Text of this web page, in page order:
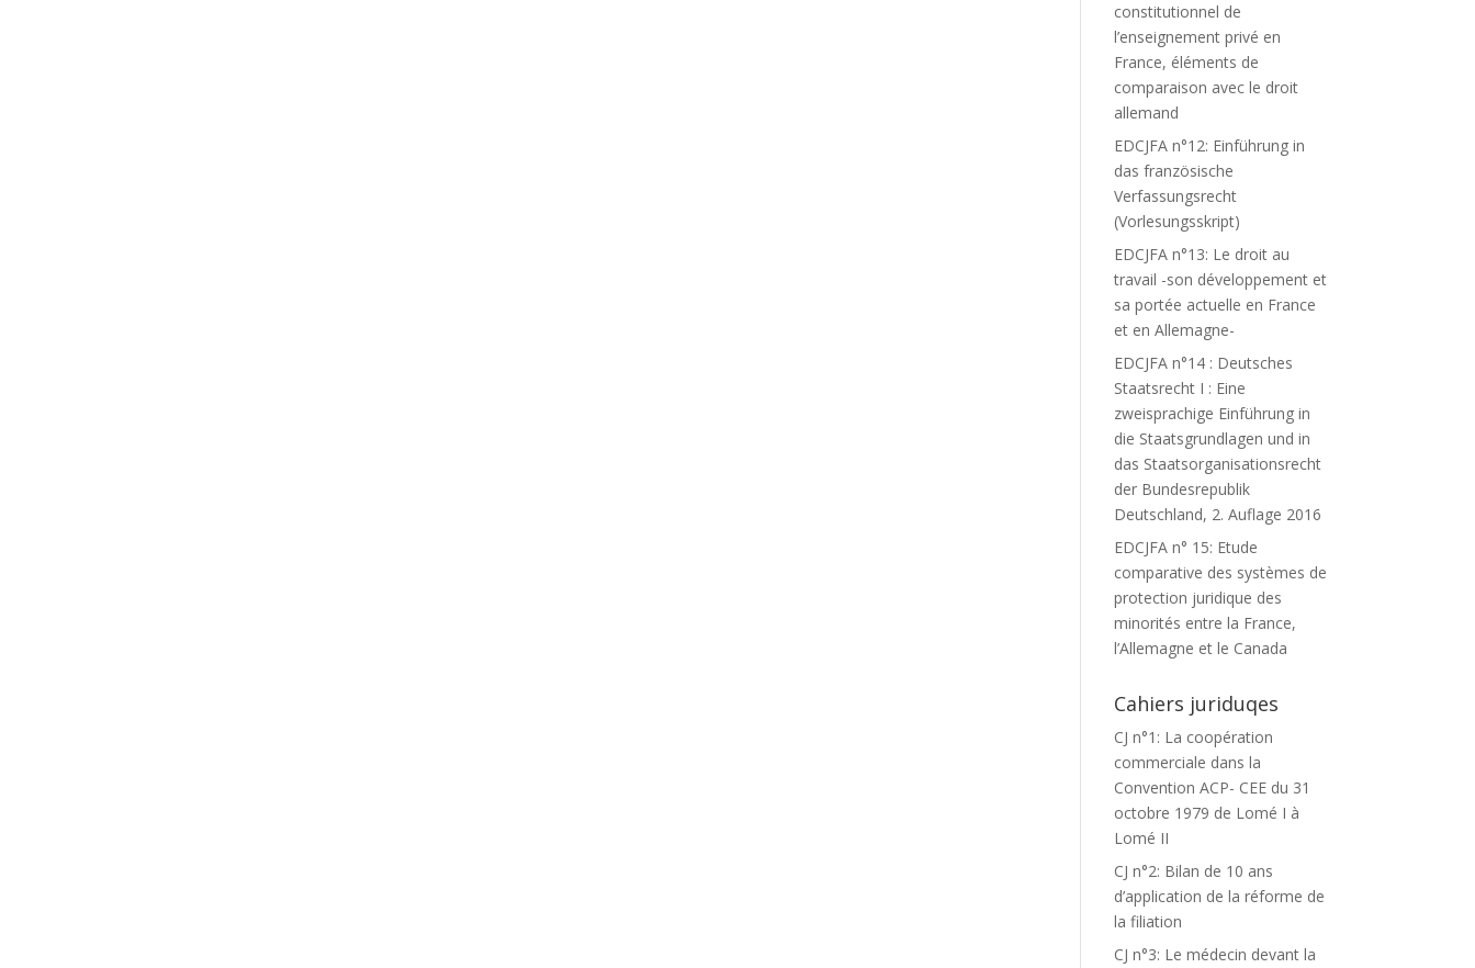
constitutionnel de
l’enseignement privé en
France, éléments de
comparaison avec le droit
allemand
EDCJFA n°12: Einführung in
das französische
Verfassungsrecht
(Vorlesungsskript)
EDCJFA n°13: Le droit au
travail -son développement et
sa portée actuelle en France
et en Allemagne-
EDCJFA n°14 : Deutsches
Staatsrecht I : Eine
zweisprachige Einführung in
die Staatsgrundlagen und in
das Staatsorganisationsrecht
der Bundesrepublik
Deutschland, 2. Auflage 2016
EDCJFA n° 15: Etude
comparative des systèmes de
protection juridique des
minorités entre la France,
l’Allemagne et le Canada
Cahiers juriduqes
CJ n°1: La coopération
commerciale dans la
Convention ACP- CEE du 31
octobre 1979 de Lomé I à
Lomé II
CJ n°2: Bilan de 10 ans
d’application de la réforme de
la filiation
CJ n°3: Le médecin devant la